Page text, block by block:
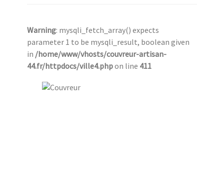
Warning: mysqli_fetch_array() expects
parameter 1 to be mysqli_result, boolean given
in /home/www/vhosts/couvreur-artisan-
44.fr/httpdocs/ville4.phpon line 411